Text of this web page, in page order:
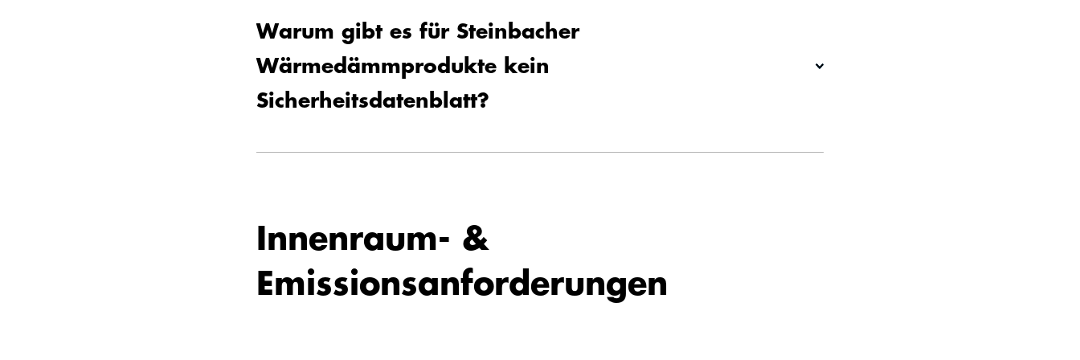
Warum gibt es für Steinbacher
Wärmedämmprodukte kein
Sicherheitsdatenblatt?
Innenraum- &
Emissionsanforderungen